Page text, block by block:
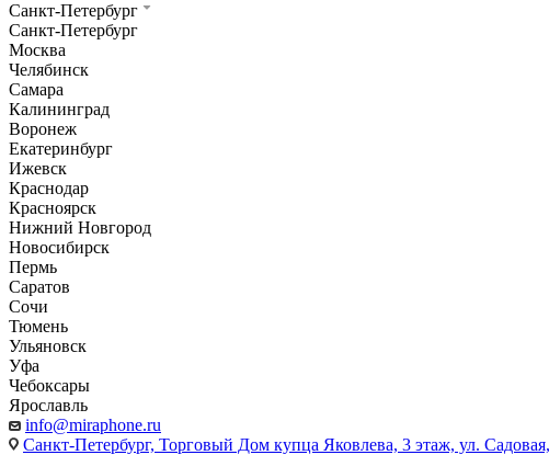
Санкт-Петербург
Санкт-Петербург
Москва
Челябинск
Самара
Калининград
Воронеж
Екатеринбург
Ижевск
Краснодар
Красноярск
Нижний Новгород
Новосибирск
Пермь
Саратов
Сочи
Тюмень
Ульяновск
Уфа
Чебоксары
Ярославль
info@miraphone.ru
Санкт-Петербург, Торговый Дом купца Яковлева, 3 этаж, ул.